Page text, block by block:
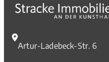
Artur-Ladebeck-Str. 6